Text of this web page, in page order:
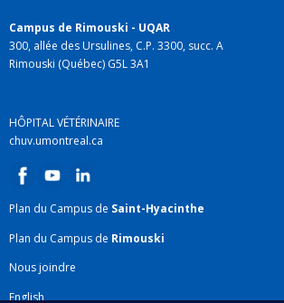
Campus de Rimouski - UQAR
300, allée des Ursulines, C.P. 3300, succ. A
Rimouski (Québec) G5L 3A1
HÔPITAL VÉTÉRINAIRE
chuv.umontreal.ca
Plan du Campus de Saint-Hyacinthe
Plan du Campus de Rimouski
Nous joindre
English